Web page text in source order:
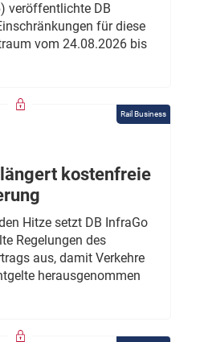
veröffentlichte DB
für diese
vom 24.08.2026 bis
Rail Business
kostenfreie
Hitze setzt DB InfraGo
Regelungen des
aus, damit Verkehre
herausgenommen